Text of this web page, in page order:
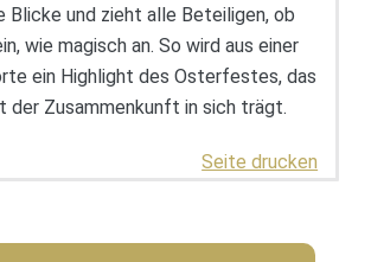
Blicke und zieht alle Beteiligen, ob
wie magisch an. So wird aus einer
ein Highlight des Osterfestes, das
der Zusammenkunft in sich trägt.
Seite drucken